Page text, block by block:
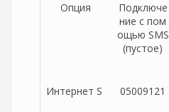
Опция
Подключе
ние с пом
ощью SMS
(пустое)
Интернет S 05009121